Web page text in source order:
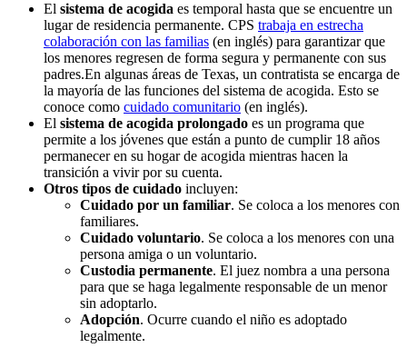
El sistema de acogida es temporal hasta que se encuentre un
lugar de residencia permanente. CPS trabaja en estrecha
colaboración con las familias (en inglés) para garantizar que
los menores regresen de forma segura y permanente con sus
padres.En algunas áreas de Texas, un contratista se encarga de
la mayoría de las funciones del sistema de acogida. Esto se
conoce como cuidado comunitario (en inglés).
El sistema de acogida prolongado es un programa que
permite a los jóvenes que están a punto de cumplir 18 años
permanecer en su hogar de acogida mientras hacen la
transición a vivir por su cuenta.
Otros tipos de cuidado incluyen:
Cuidado por un familiar. Se coloca a los menores con
familiares.
Cuidado voluntario. Se coloca a los menores con una
persona amiga o un voluntario.
Custodia permanente. El juez nombra a una persona
para que se haga legalmente responsable de un menor
sin adoptarlo.
Adopción. Ocurre cuando el niño es adoptado
legalmente.